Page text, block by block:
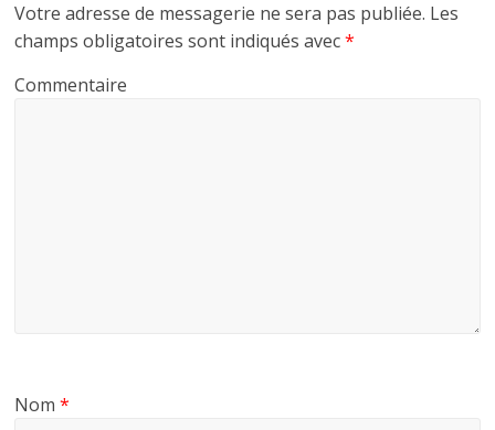
Votre adresse de messagerie ne sera pas publiée. Les
champs obligatoires sont indiqués avec*
Commentaire
Nom*